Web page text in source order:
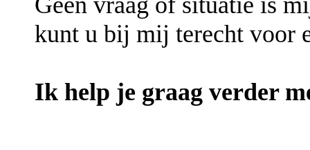
kunt u bij mij terecht voor
Ik help je graag verder